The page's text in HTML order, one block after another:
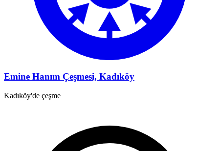
Emine Hanım Çeşmesi, Kadıköy
Kadıköy'de çeşme